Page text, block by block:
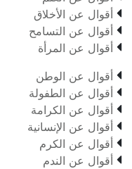
 أقوال عن الأخلاق
 أقوال عن التسامح
 أقوال عن المرأة
 أقوال عن الوطن
 أقوال عن الطفولة
 أقوال عن الكرامة
 أقوال عن الإنسانية
 أقوال عن الكرم
 أقوال عن الندم